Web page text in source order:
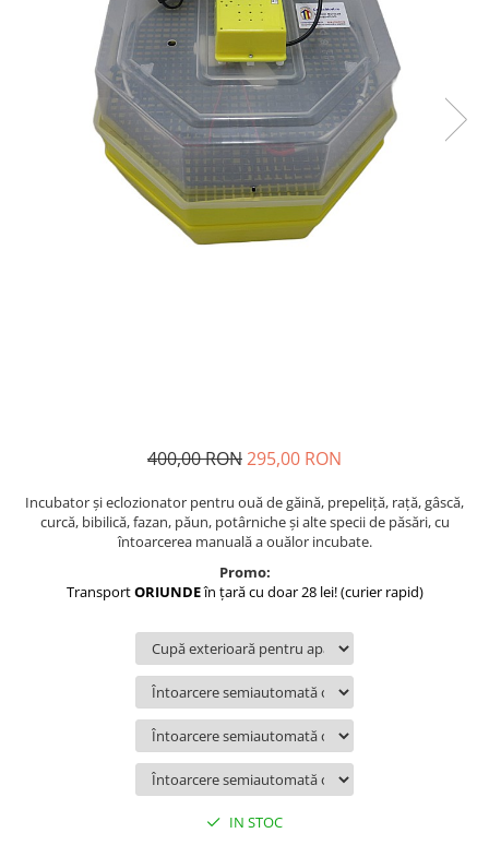
400,00 RON295,00 RON
Incubator şi eclozionator pentru ouă de găină, prepeliţă, raţă, gâscă,
curcă, bibilică, fazan, păun, potârniche şi alte specii de păsări, cu
întoarcerea manuală a ouălor incubate.
Promo:
TransportORIUNDEîn ţară cu doar 28 lei! (curier rapid)
IN STOC